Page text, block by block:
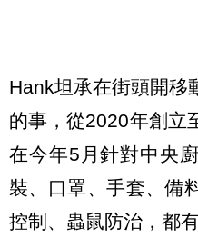
Hank坦承在街頭開移
的事，從2020年創立
在今年5月針對中央
裝、口罩、手套、備
控制、蟲鼠防治，都